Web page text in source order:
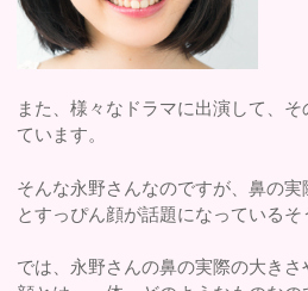
また、様々なドラマに出演して、
ています。
そんな永野さんなのですが、鼻の
とすっぴん顔が話題になっているそ
では、永野さんの鼻の実際の大き